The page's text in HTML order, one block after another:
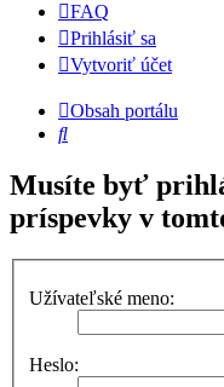
FAQ
Prihlásiť sa
Vytvoriť účet
Obsah portálu
Hľadať
Musíte byť
príspevky v
Užívateľské meno:
Heslo: